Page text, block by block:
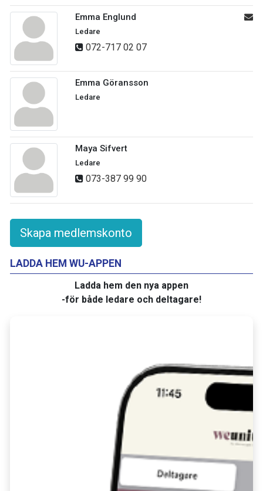
Emma Englund
Ledare
072-717 02 07
Emma Göransson
Ledare
Maya Sifvert
Ledare
073-387 99 90
Skapa medlemskonto
LADDA HEM WU-APPEN
Ladda hem den nya appen
-för både ledare och deltagare!